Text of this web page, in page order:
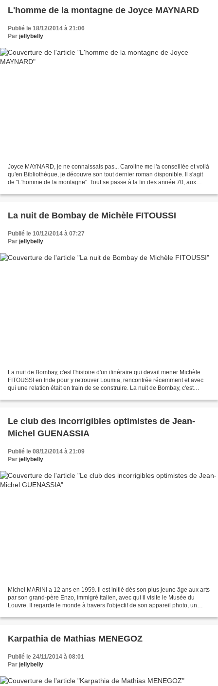
L'homme de la montagne de Joyce MAYNARD
Publié le 18/12/2014 à 21:06
Par jellybelly
Joyce MAYNARD, je ne connaissais pas... Caroline me l'a conseillée et voilà
qu'en Bibliothèque, je découvre son tout dernier roman disponible. Il s'agit
de "L'homme de la montagne". Tout se passe à la fin des année 70, aux
La nuit de Bombay de Michèle FITOUSSI
Publié le 10/12/2014 à 07:27
Par jellybelly
La nuit de Bombay, c'est l'histoire d'un itinéraire qui devait mener Michèle
FITOUSSI en Inde pour y retrouver Loumia, rencontrée récemment et avec
qui une relation était en train de se construire. La nuit de Bombay, c'est
Le club des incorrigibles optimistes de Jean-
Michel GUENASSIA
Publié le 08/12/2014 à 21:09
Par jellybelly
Michel MARINI a 12 ans en 1959. Il est initié dès son plus jeune âge aux arts
par son grand-père Enzo, immigré italien, avec qui il visite le Musée du
Louvre. Il regarde le monde à travers l'objectif de son appareil photo, un
Karpathia de Mathias MENEGOZ
Publié le 24/11/2014 à 08:01
Par jellybelly